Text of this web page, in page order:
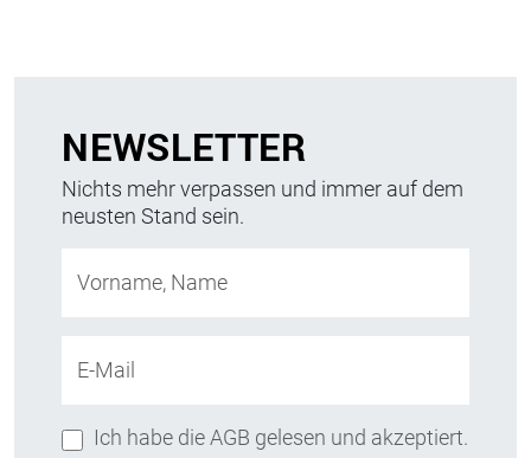
NEWSLETTER
Nichts mehr verpassen und immer auf dem
neusten Stand sein.
Vorname, Name
E-Mail
Ich habe die AGB gelesen und akzeptiert.